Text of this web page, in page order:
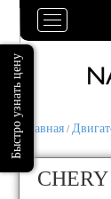
Главная /
CHERY